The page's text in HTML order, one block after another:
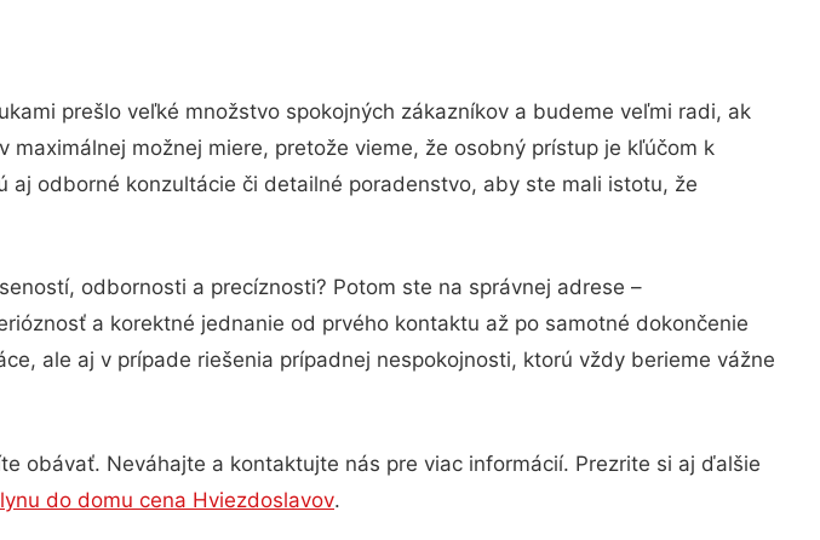
prešlo veľké množstvo spokojných zákazníkov a budeme veľmi radi, ak
možnej miere, pretože vieme, že osobný prístup je kľúčom k
aj odborné konzultácie či detailné poradenstvo, aby ste mali istotu, že
odbornosti a precíznosti? Potom ste na správnej adrese –
a korektné jednanie od prvého kontaktu až po samotné dokončenie
ale aj v prípade riešenia prípadnej nespokojnosti, ktorú vždy berieme vážne
obávať. Neváhajte a kontaktujte nás pre viac informácií. Prezrite si aj ďalšie
do domu cena Hviezdoslavov.